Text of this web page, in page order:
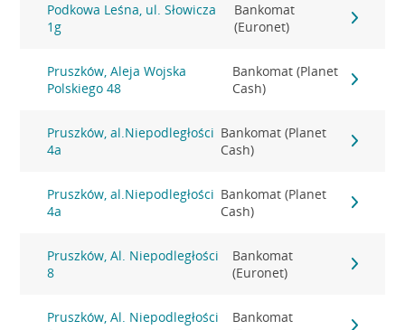
Podkowa Leśna, ul. Słowicza
1g
Bankomat
(Euronet)
Pruszków, Aleja Wojska
Polskiego 48
Bankomat (Planet
Cash)
Pruszków, al.Niepodległości
4a
Bankomat (Planet
Cash)
Pruszków, al.Niepodległości
4a
Bankomat (Planet
Cash)
Pruszków, Al. Niepodległości
8
Bankomat
(Euronet)
Pruszków, Al. Niepodległości
Bankomat